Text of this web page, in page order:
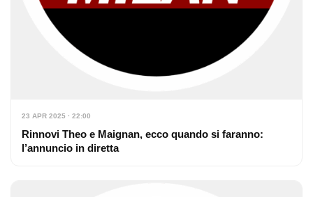
23 APR 2025 · 22:00
Rinnovi Theo e Maignan, ecco quando si faranno:
l’annuncio in diretta